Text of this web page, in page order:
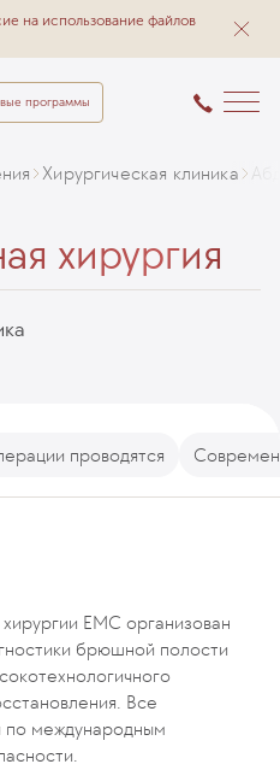
на использование файлов
программы
Хирургическая клиника
хирургия
проводятся
EMC организован
брюшной полости
Все
по международным